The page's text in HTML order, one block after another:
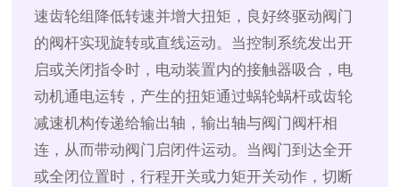
速齿轮组降低转速并增大扭矩，良好终驱动阀门
的阀杆实现旋转或直线运动。当控制系统发出开
启或关闭指令时，电动装置内的接触器吸合，电
动机通电运转，产生的扭矩通过蜗轮蜗杆或齿轮
减速机构传递给输出轴，输出轴与阀门阀杆相
连，从而带动阀门启闭件运动。当阀门到达全开
或全闭位置时，行程开关或力矩开关动作，切断